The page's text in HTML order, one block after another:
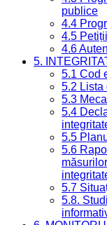
publice
4.4
4.5 Petiții
4.6
5.
5.1 Cod
5.2 Lista
5.3
5.4
5.5
5.6
5.7
5.8.